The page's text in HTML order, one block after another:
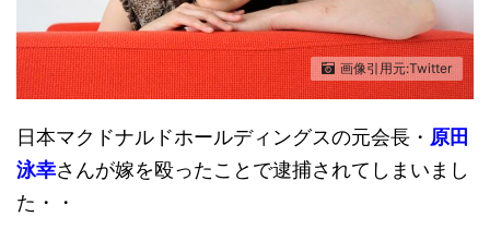
画像引用元:Twitter
日本マクドナルドホールディングスの元会長・ 原田
泳幸さんが嫁を殴ったことで逮捕されてしまいまし
た・・